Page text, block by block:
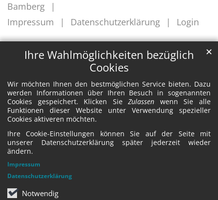
Ihre Wahlmöglichkeiten bezüglich
Cookies
Wir möchten Ihnen den bestmöglichen Service bieten. Dazu
werden Informationen über Ihren Besuch in sogenannten
Cookies gespeichert. Klicken SieZulassen wenn Sie alle
Funktionen dieser Website unter Verwendung spezieller
Cookies aktiveren möchten.
Ihre Cookie-Einstellungen können Sie auf der Seite mit
unserer Datenschutzerklärung später jederzeit wieder
ändern.
Notwendig
✕
Impressum
Datenschutzerklärung
Bamberg
Impressum
Datenschutzerklärung Login